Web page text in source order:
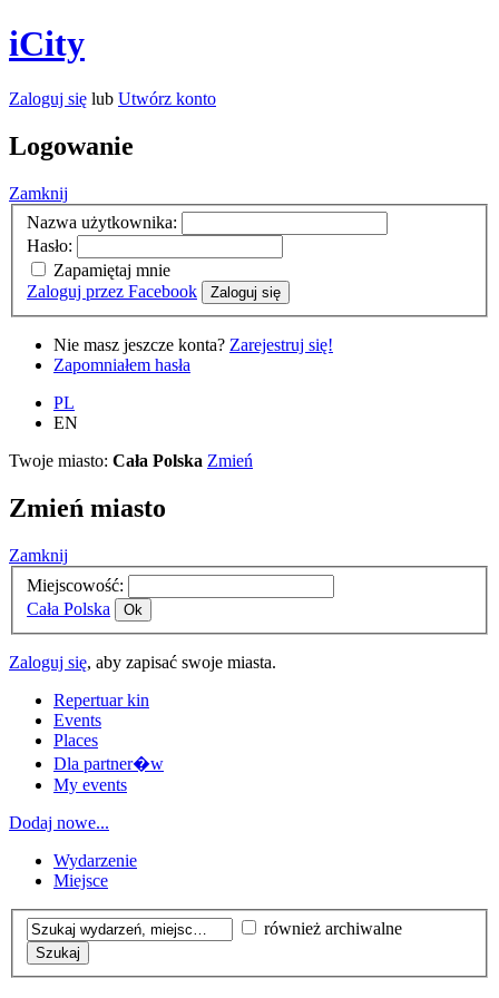
iCity
Zaloguj się lub Utwórz konto
Logowanie
Zamknij
Nazwa użytkownika:
Hasło:
Zapamiętaj mnie
Zaloguj przez Facebook
Zaloguj się
Nie masz jeszcze konta? Zarejestruj się!
Zapomniałem hasła
PL
EN
Twoje miasto: Cała Polska Zmień
Zmień miasto
Zamknij
Miejscowość:
Cała Polska
Ok
Zaloguj się, aby zapisać swoje miasta.
Repertuar kin
Events
Places
Dla partner�w
My events
Dodaj nowe...
Wydarzenie
Miejsce
również archiwalne
Szukaj